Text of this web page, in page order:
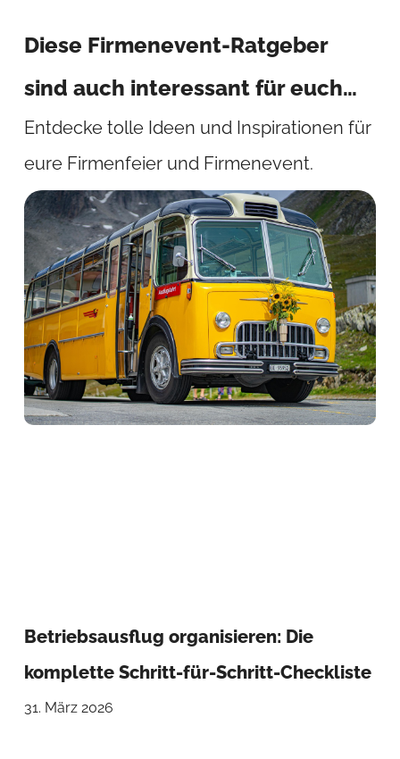
Diese Firmenevent-Ratgeber
sind auch interessant für euch…
Entdecke tolle Ideen und Inspirationen für
eure Firmenfeier und Firmenevent.
Betriebsausflug organisieren: Die
komplette Schritt-für-Schritt-Checkliste
31. März 2026